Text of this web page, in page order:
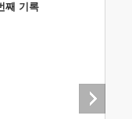
째 기록